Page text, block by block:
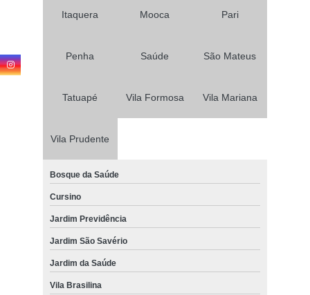
Itaquera Mooca Pari
Penha Saúde São Mateus
Tatuapé Vila Formosa Vila Mariana
Vila Prudente
Bosque da Saúde
Cursino
Jardim Previdência
Jardim São Savério
Jardim da Saúde
Vila Brasilina